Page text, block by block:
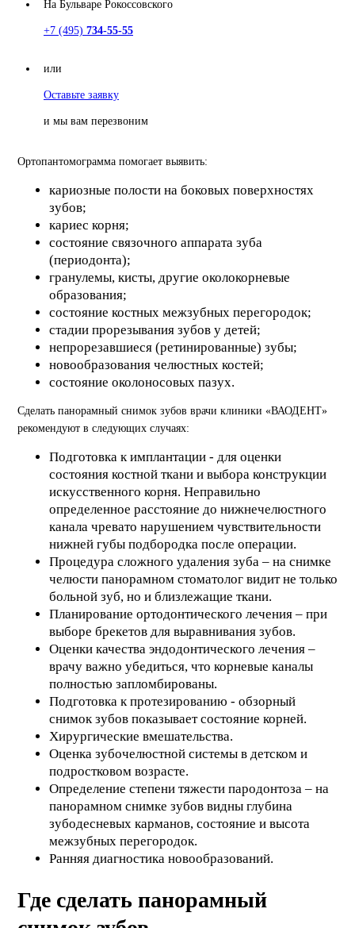
На Бульваре Рокоссовского
+7 (495) 734-55-55
или
Оставьте заявку
и мы вам перезвоним
Ортопантомограмма помогает выявить:
кариозные полости на боковых поверхностях
зубов;
кариес корня;
состояние связочного аппарата зуба
(периодонта);
гранулемы, кисты, другие околокорневые
образования;
состояние костных межзубных перегородок;
стадии прорезывания зубов у детей;
непрорезавшиеся (ретинированные) зубы;
новообразования челюстных костей;
состояние околоносовых пазух.
Сделать панорамный снимок зубов врачи клиники «ВАОДЕНТ»
рекомендуют в следующих случаях:
Подготовка к имплантации - для оценки
состояния костной ткани и выбора конструкции
искусственного корня. Неправильно
определенное расстояние до нижнечелюстного
канала чревато нарушением чувствительности
нижней губы подбородка после операции.
Процедура сложного удаления зуба – на снимке
челюсти панорамном стоматолог видит не только
больной зуб, но и близлежащие ткани.
Планирование ортодонтического лечения – при
выборе брекетов для выравнивания зубов.
Оценки качества эндодонтического лечения –
врачу важно убедиться, что корневые каналы
полностью запломбированы.
Подготовка к протезированию - обзорный
снимок зубов показывает состояние корней.
Хирургические вмешательства.
Оценка зубочелюстной системы в детском и
подростковом возрасте.
Определение степени тяжести пародонтоза – на
панорамном снимке зубов видны глубина
зубодесневых карманов, состояние и высота
межзубных перегородок.
Ранняя диагностика новообразований.
Где сделать панорамный